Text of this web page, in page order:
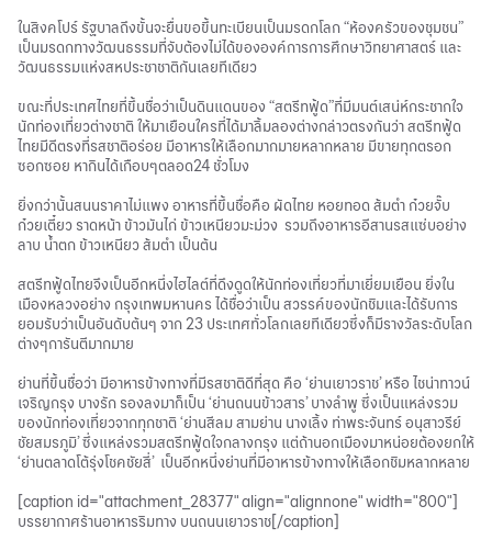
ในสิงคโปร์ รัฐบาลถึงขั้นจะยื่นขอขึ้นทะเบียนเป็นมรดกโลก “ห้องครัวของชุมชน”
เป็นมรดกทางวัฒนธรรมที่จับต้องไม่ได้ขององค์การการศึกษาวิทยาศาสตร์ และ
วัฒนธรรมแห่งสหประชาชาติกันเลยทีเดียว
ขณะที่ประเทศไทยที่ขึ้นชื่อว่าเป็นดินแดนของ “สตรีทฟู้ด”ที่มีมนต์เสน่ห์กระชากใจ
นักท่องเที่ยวต่างชาติ ให้มาเยือนใครที่ได้มาลิ้มลองต่างกล่าวตรงกันว่า สตรีทฟู้ด
ไทยมีดีตรงที่รสชาติอร่อย มีอาหารให้เลือกมากมายหลากหลาย มีขายทุกตรอก
ซอกซอย หากินได้เกือบๆตลอด24 ชั่วโมง
ยิ่งกว่านั้นสนนราคาไม่แพง อาหารที่ขึ้นชื่อคือ ผัดไทย หอยทอด ส้มตำ ก๋วยจั๊บ
ก๋วยเตี๋ยว ราดหน้า ข้าวมันไก่ ข้าวเหนียวมะม่วง รวมถึงอาหารอีสานรสแซ่บอย่าง
ลาบ น้ำตก ข้าวเหนียว ส้มตำ เป็นต้น
สตรีทฟู้ดไทยจึงเป็นอีกหนึ่งไฮไลต์ที่ดึงดูดให้นักท่องเที่ยวที่มาเยี่ยมเยือน ยิ่งใน
เมืองหลวงอย่าง กรุงเทพมหานคร ได้ชื่อว่าเป็น สวรรค์ของนักชิมและได้รับการ
ยอมรับว่าเป็นอันดับต้นๆ จาก 23 ประเทศทั่วโลกเลยทีเดียวซึ่งก็มีรางวัลระดับโลก
ต่างๆการันตีมากมาย
ย่านที่ขึ้นชื่อว่า มีอาหารข้างทางที่มีรสชาติดีที่สุด คือ ‘ย่านเยาวราช’ หรือ ไชน่าทาวน์
เจริญกรุง บางรัก รองลงมาก็เป็น ‘ย่านถนนข้าวสาร’ บางลำพู ซึ่งเป็นแหล่งรวม
ของนักท่องเที่ยวจากทุกชาติ ‘ย่านสีลม สามย่าน นางเลิ้ง ท่าพระจันทร์ อนุสาวรีย์
ชัยสมรภูมิ’ ซึ่งแหล่งรวมสตรีทฟู้ดใจกลางกรุง แต่ถ้านอกเมืองมาหน่อยต้องยกให้
‘ย่านตลาดโต้รุ่งโชคชัยสี่’ เป็นอีกหนึ่งย่านที่มีอาหารข้างทางให้เลือกชิมหลากหลาย
[caption id="attachment_28377" align="alignnone" width="800"]
บรรยากาศร้านอาหารริมทาง บนถนนเยาวราช[/caption]